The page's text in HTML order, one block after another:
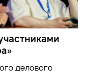
делового